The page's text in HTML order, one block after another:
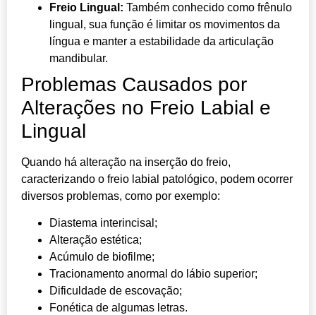
Freio Lingual: Também conhecido como frênulo
lingual, sua função é limitar os movimentos da
língua e manter a estabilidade da articulação
mandibular.
Problemas Causados por
Alterações no Freio Labial e
Lingual
Quando há alteração na inserção do freio,
caracterizando o freio labial patológico, podem ocorrer
diversos problemas, como por exemplo:
Diastema interincisal;
Alteração estética;
Acúmulo de biofilme;
Tracionamento anormal do lábio superior;
Dificuldade de escovação;
Fonética de algumas letras.